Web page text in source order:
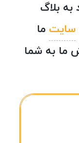
بلاگ
سایت ما
ما به شما